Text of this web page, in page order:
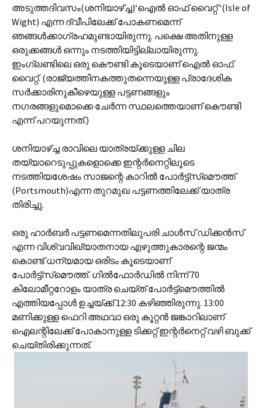
അടുത്തദിവസം(ശനിയാഴ്ച്ച)‘ഐല്‍ ഓഫ് വൈറ്റ് ‘(Isle of
Wight) എന്ന ദ്വീപിലേക്ക് പോകണമെന്ന്
ഞങ്ങള്‍ക്കാഗ്രഹമുണ്ടായിരുന്നു. പക്ഷെ അതിനുള്ള
ഒരുക്കങ്ങള്‍ ഒന്നും നടത്തിയിട്ടില്ലായിരുന്നു.
ഇംഗ്ലണ്ടിലെ ഒരു കൌണ്ടി കൂടെയാണ് ഐല്‍ ഓഫ്
വൈറ്റ്. (രാജ്യത്തിനകത്തുതന്നെയുള്ള പ്രാദേശിക
സര്‍ക്കാരിനുകീഴെയുള്ള പട്ടണങ്ങളും
നഗരങ്ങളുമൊക്കെ ചേര്‍ന്ന സ്ഥലത്തെയാണ് കൌണ്ടി
എന്ന് പറയുന്നത്.)
ശനിയാഴ്ച്ച രാവിലെ യാത്രയ്ക്കുള്ള ചില
തയ്യാറെടുപ്പുകളൊക്കെ ഇന്റര്‍നെറ്റിലൂടെ
നടത്തിയശേഷം സാജന്റെ കാറില്‍ പോര്‍ട്ട്സ്‌മൌത്ത്
(Portsmouth)എന്ന തുറമുഖ പട്ടണത്തിലേക്ക് യാത്ര
തിരിച്ചു.
ഒരു ഹാ‍ര്‍ബര്‍ പട്ടണമെന്നതിലുപരി ചാള്‍സ് ഡിക്കന്‍സ്
എന്ന വിശ്വവിഖ്യാതനായ എഴുത്തുകാരന്റെ ജന്മം
കൊണ്ട് ധന്യമായ ഒരിടം കൂടെയാണ്
പോര്‍ട്ട്‌സ്‌മൌത്ത്. ഗില്‍ഫോര്‍ഡില്‍ നിന്ന് 70
കിലോമീറ്ററോളം യാത്ര ചെയ്ത് പോര്‍ട്ട്‌മൌത്തില്‍
എത്തിയപ്പോള്‍ ഉച്ചയ്ക്ക് 12:30 കഴിഞ്ഞിരുന്നു. 13:00
മണിക്കുള്ള ഫെറി അഥവാ‍ ഒരു കൂറ്റന്‍ ജങ്കാറിലാണ്
ഐലന്റിലേക്ക് പോകാനുള്ള ടിക്കറ്റ് ഇന്റര്‍നെറ്റ് വഴി ബുക്ക്
ചെയ്തിരിക്കുന്നത്.